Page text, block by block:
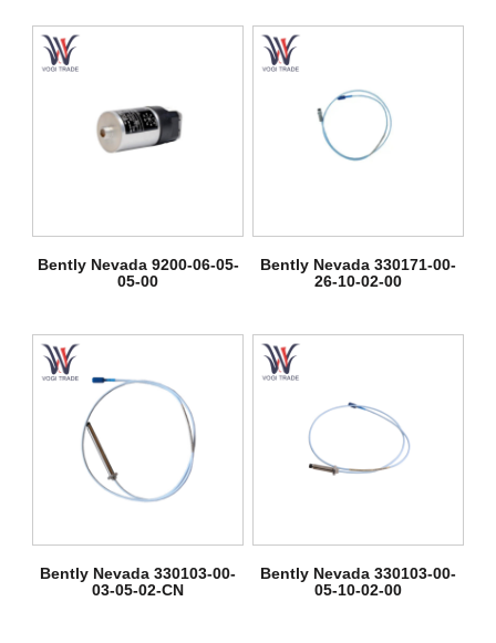
Bently Nevada 9200-06-05-
05-00
Bently Nevada 330171-00-
26-10-02-00
Bently Nevada 330103-00-
03-05-02-CN
Bently Nevada 330103-00-
05-10-02-00